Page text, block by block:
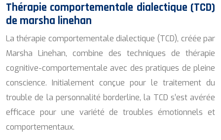
Thérapie comportementale dialectique (TCD)
de marsha linehan
La thérapie comportementale dialectique (TCD), créée par
Marsha Linehan, combine des techniques de thérapie
cognitive-comportementale avec des pratiques de pleine
conscience. Initialement conçue pour le traitement du
trouble de la personnalité borderline, la TCD s’est avérée
efficace pour une variété de troubles émotionnels et
comportementaux.